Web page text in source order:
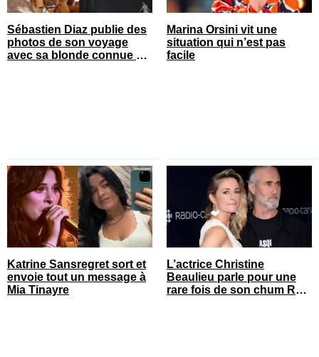
Sébastien Diaz publie des
photos de son voyage
avec sa blonde connue en
Marina Orsini vit une
situation qui n’est pas
facile
Katrine Sansregret sort et
envoie tout un message à
Mia Tinayre
L’actrice Christine
Beaulieu parle pour une
rare fois de son chum Roy